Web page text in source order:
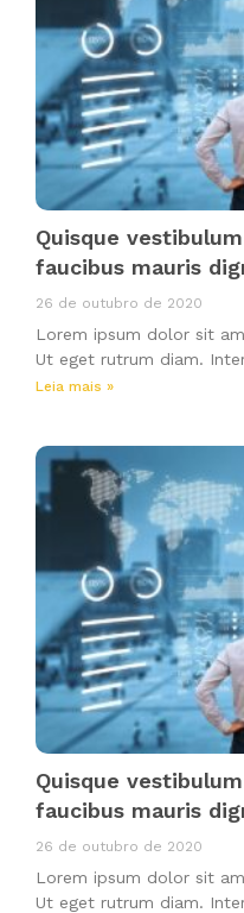
Quisque
faucibus mauris
26 de outubro de 2020
Lorem ipsum dolor sit
Ut eget rutrum diam.
Leia mais »
Quisque
faucibus mauris
26 de outubro de 2020
Lorem ipsum dolor sit
Ut eget rutrum diam.